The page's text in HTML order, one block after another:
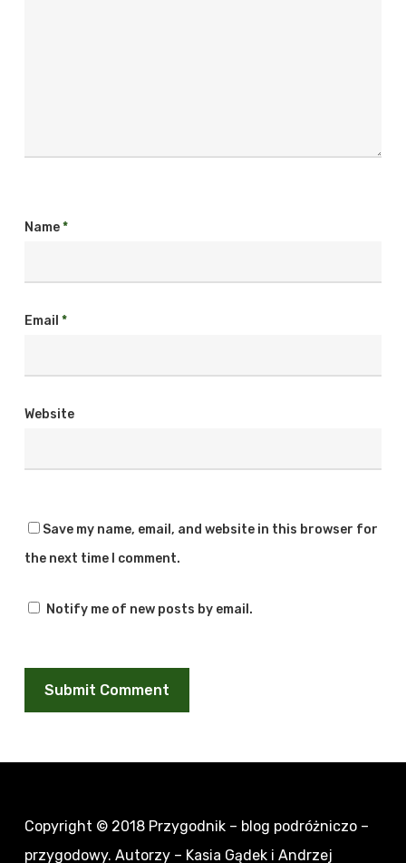
Name*
Email *
Website
Save my name, email, and website in this browser for
the next time I comment.
Notify me of new posts by email.
Copyright © 2018 Przygodnik – blog podróżniczo –
przygodowy. Autorzy – Kasia Gądek i Andrzej